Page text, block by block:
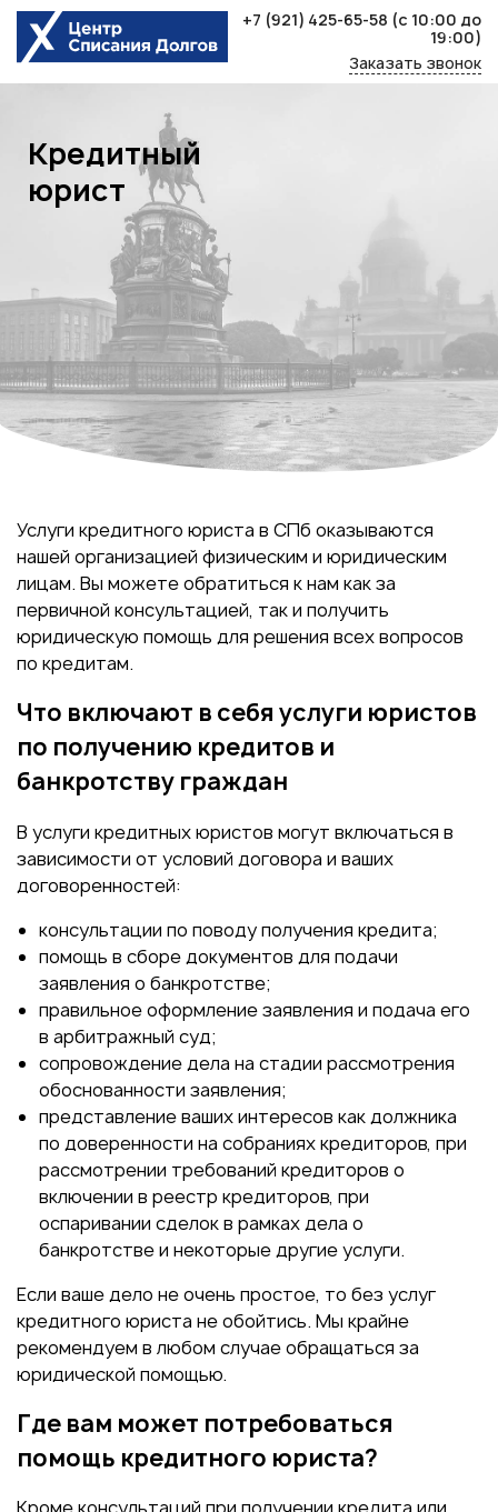
Skip
content
+7 (921) 425-65-58 (с 10:00 до
19:00)
Заказать звонок
Кредитный
юрист
Услуги кредитного юриста в СПб оказываются
нашей организацией физическим и юридическим
лицам. Вы можете обратиться к нам как за
первичной консультацией, так и получить
юридическую помощь для решения всех вопросов
по кредитам.
Что включают в себя услуги юристов
по получению кредитов и
банкротству граждан
В услуги кредитных юристов могут включаться в
зависимости от условий договора и ваших
договоренностей:
консультации по поводу получения кредита;
помощь в сборе документов для подачи
заявления о банкротстве;
правильное оформление заявления и подача его
в арбитражный суд;
сопровождение дела на стадии рассмотрения
обоснованности заявления;
представление ваших интересов как должника
по доверенности на собраниях кредиторов, при
рассмотрении требований кредиторов о
включении в реестр кредиторов, при
оспаривании сделок в рамках дела о
банкротстве и некоторые другие услуги.
Если ваше дело не очень простое, то без услуг
кредитного юриста не обойтись. Мы крайне
рекомендуем в любом случае обращаться за
юридической помощью.
Где вам может потребоваться
помощь кредитного юриста?